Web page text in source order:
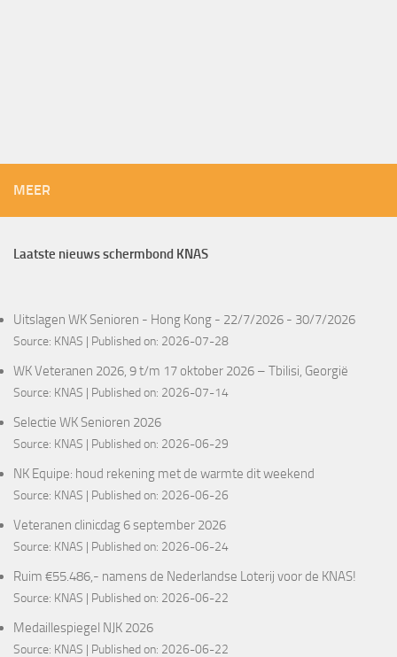
MEER
Laatste nieuws schermbond KNAS
Uitslagen WK Senioren - Hong Kong - 22/7/2026 - 30/7/2026
Source: KNAS Published on: 2026-07-28
WK Veteranen 2026, 9 t/m 17 oktober 2026 – Tbilisi, Georgië
Source: KNAS Published on: 2026-07-14
Selectie WK Senioren 2026
Source: KNAS Published on: 2026-06-29
NK Equipe: houd rekening met de warmte dit weekend
Source: KNAS Published on: 2026-06-26
Veteranen clinicdag 6 september 2026
Source: KNAS Published on: 2026-06-24
Ruim €55.486,- namens de Nederlandse Loterij voor de KNAS!
Source: KNAS Published on: 2026-06-22
Medaillespiegel NJK 2026
Source: KNAS Published on: 2026-06-22